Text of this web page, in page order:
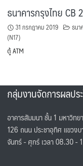
ธนาคารกรุงไทย CB
31 กรกฎาคม 2019 ธนา
(N17)
ตู้ ATM
กลุ่มงานจัดการผลป
อาคารสัมมนา ชั้น 1 มหาวิทย
126 ถนน ประชาอุทิศ แขวง
จันทร์ - ศุกร์ เวลา 08.30 -